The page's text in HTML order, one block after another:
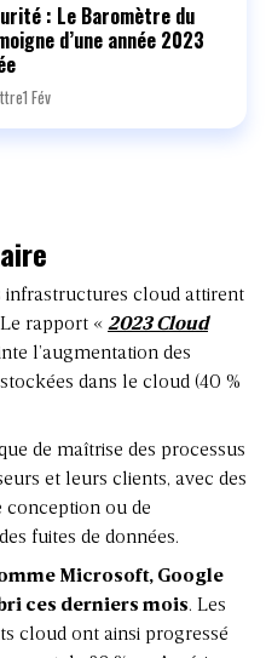
: Le Baromètre du
d’une année 2023
1 Fév
infrastructures cloud attirent
rapport « 2023 Cloud
l’augmentation des
dans le cloud (40 %
de maîtrise des processus
et leurs clients, avec des
conception ou de
fuites de données.
Microsoft, Google
ces derniers mois. Les
cloud ont ainsi progressé